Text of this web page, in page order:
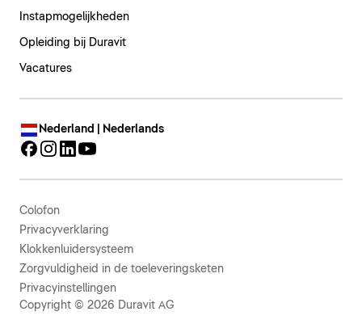
Instapmogelijkheden
Opleiding bij Duravit
Vacatures
Nederland | Nederlands
Colofon
Privacyverklaring
Klokkenluidersysteem
Zorgvuldigheid in de toeleveringsketen
Privacyinstellingen
Copyright © 2026 Duravit AG